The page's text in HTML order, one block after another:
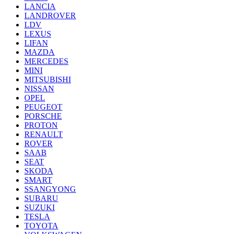
LANCIA
LANDROVER
LDV
LEXUS
LIFAN
MAZDA
MERCEDES
MINI
MITSUBISHI
NISSAN
OPEL
PEUGEOT
PORSCHE
PROTON
RENAULT
ROVER
SAAB
SEAT
SKODA
SMART
SSANGYONG
SUBARU
SUZUKI
TESLA
TOYOTA